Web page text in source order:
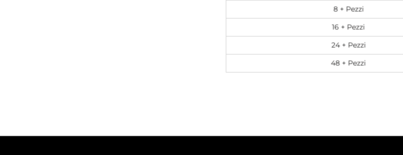
8 + Pezzi
16 + Pezzi
24 + Pezzi
48 + Pezzi